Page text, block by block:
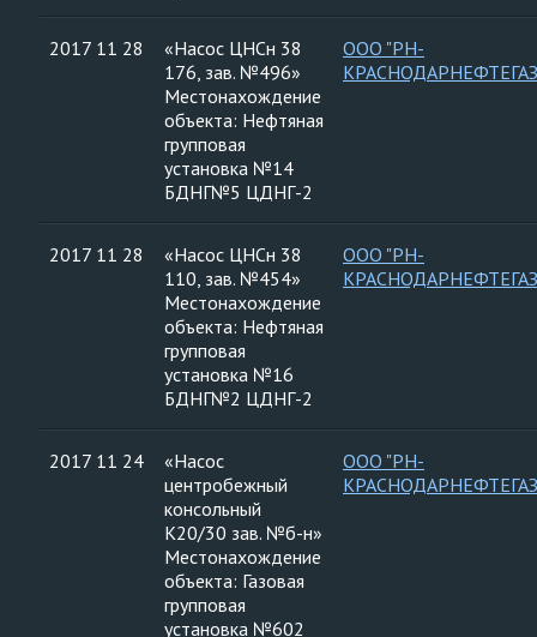
2017 11 28
«Насос ЦНСн 38
176, зав. №496»
Местонахождение
объекта: Нефтяная
групповая
установка №14
БДНГ№5 ЦДНГ-2
ООО "РН-
2017 11 28
«Насос ЦНСн 38
110, зав. №454»
Местонахождение
объекта: Нефтяная
групповая
установка №16
БДНГ№2 ЦДНГ-2
ООО "РН-
2017 11 24
«Насос
центробежный
консольный
К20/30 зав. №б-н»
Местонахождение
объекта: Газовая
групповая
установка №602
ООО "РН-